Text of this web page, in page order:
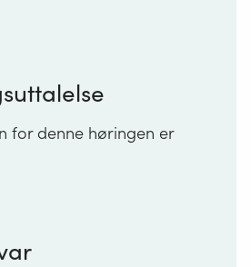
for denne høringen er